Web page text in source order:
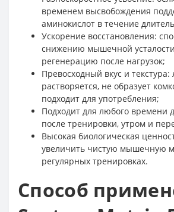
временем высвобождения
аминокислот в течение
Ускорение восстановления:
снижению мышечной
регенерацию после нагрузок;
Превосходный вкус и текстура:
растворяется, не образует
подходит для употребления;
Подходит для любого времени
после тренировки, утром и
Высокая биологическая
увеличить чистую мышечную
регулярных тренировках.
Способ